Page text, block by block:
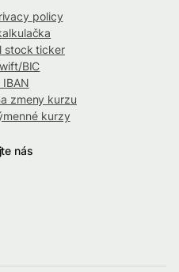
policy
stock ticker
BIC
IBAN
zmeny kurzu
kurzy
nás